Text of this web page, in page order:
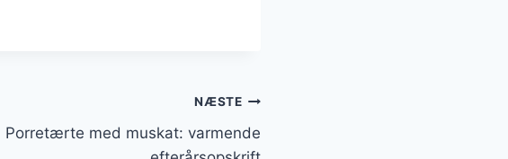
NÆSTE
Porretærte med muskat: varmende